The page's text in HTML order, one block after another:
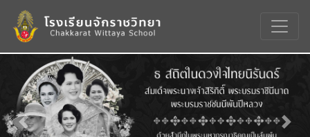
Previous Next